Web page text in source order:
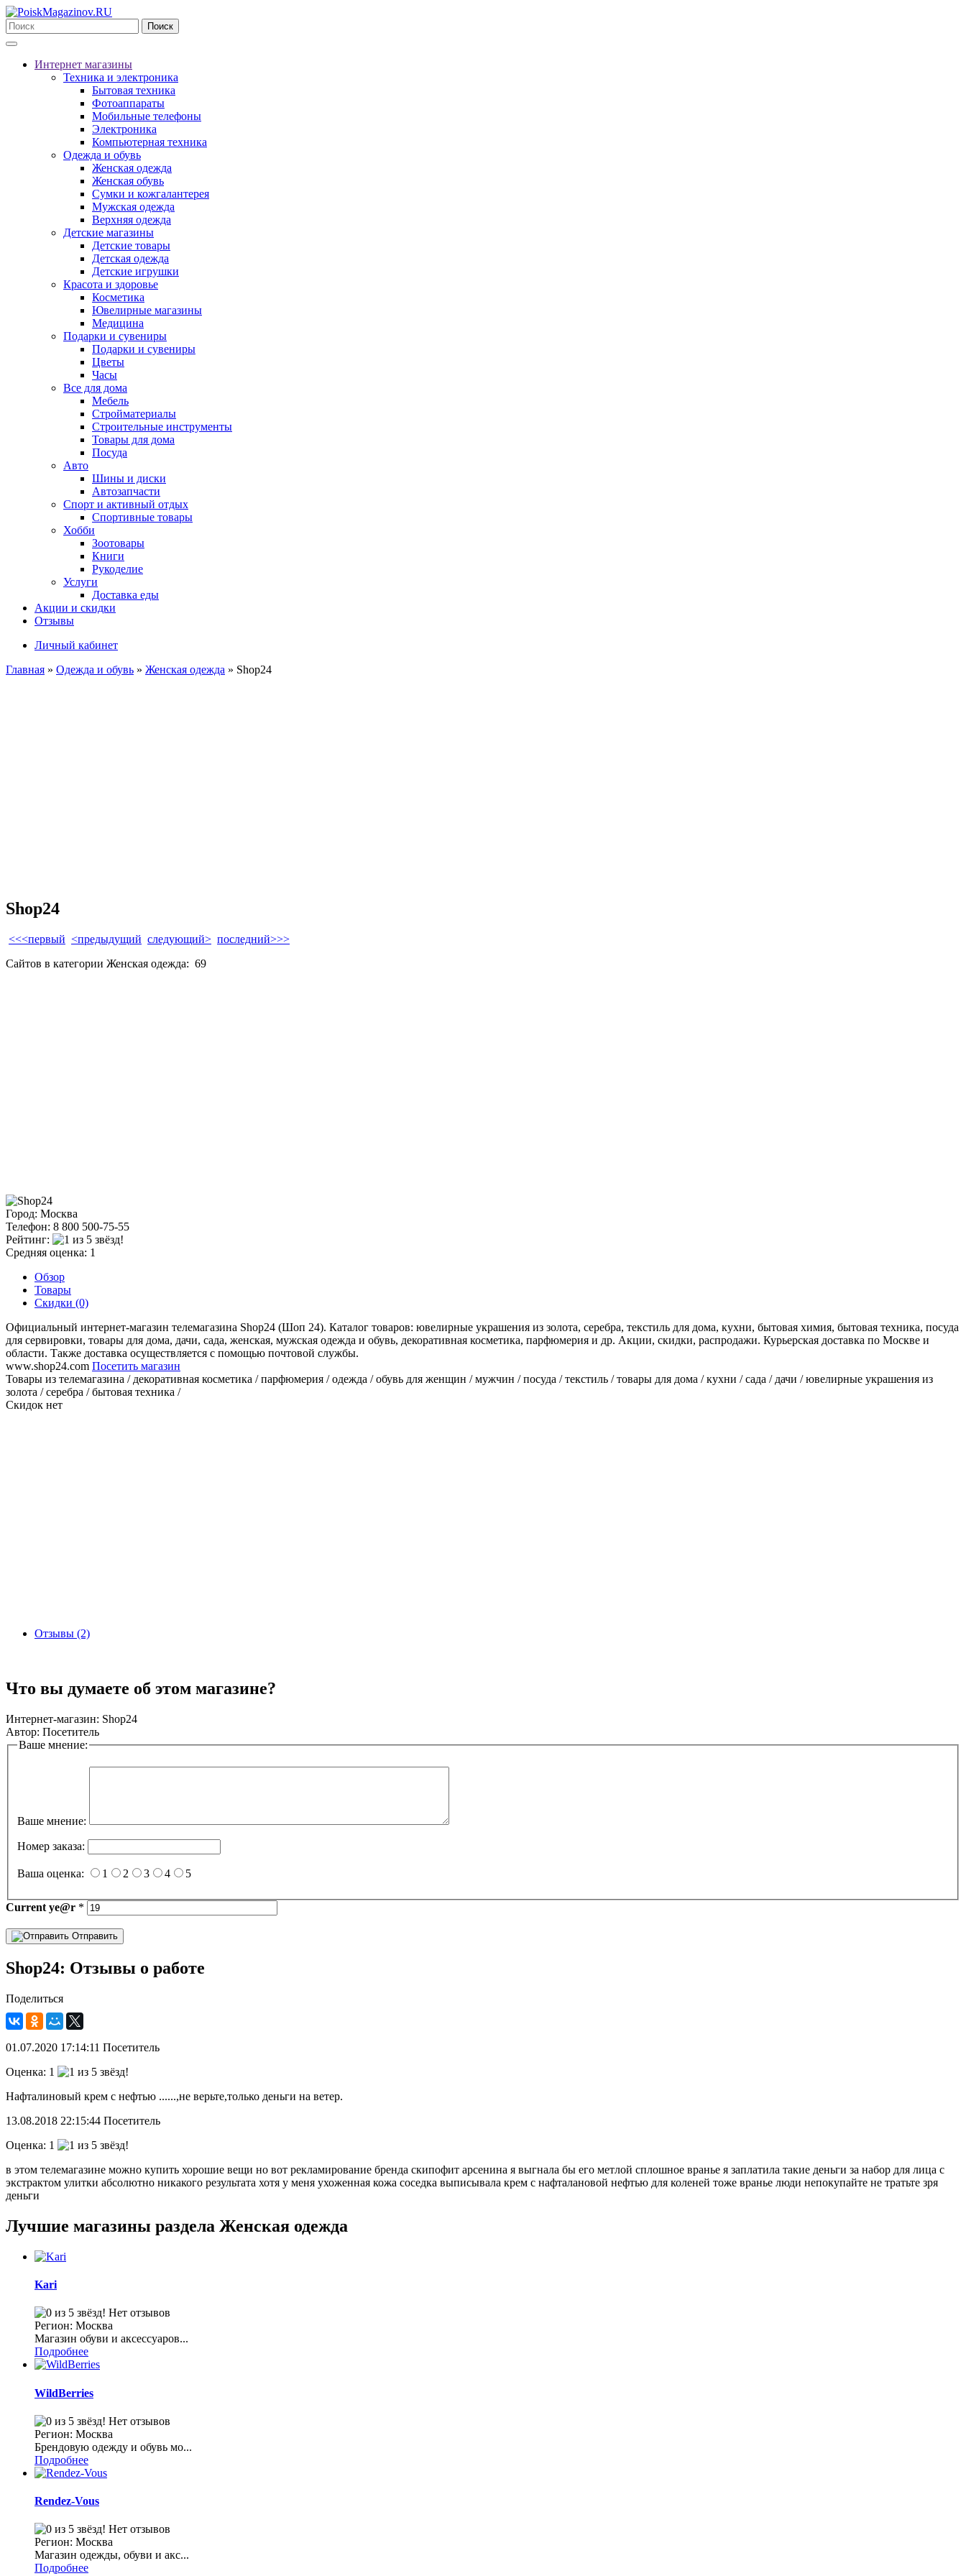
Поиск
Интернет магазины
Техника и электроника
Бытовая техника
Фотоаппараты
Мобильные телефоны
Электроника
Компьютерная техника
Одежда и обувь
Женская одежда
Женская обувь
Сумки и кожгалантерея
Мужская одежда
Верхняя одежда
Детские магазины
Детские товары
Детская одежда
Детские игрушки
Красота и здоровье
Косметика
Ювелирные магазины
Медицина
Подарки и сувениры
Подарки и сувениры
Цветы
Часы
Все для дома
Мебель
Стройматериалы
Строительные инструменты
Товары для дома
Посуда
Авто
Шины и диски
Автозапчасти
Спорт и активный отдых
Спортивные товары
Хобби
Зоотовары
Книги
Рукоделие
Услуги
Доставка еды
Акции и скидки
Отзывы
Личный кабинет
Главная » Одежда и обувь » Женская одежда » Shop24
Shop24
<<<первый <предыдущий следующий> последний>>>
Сайтов в категории Женская одежда: 69
Город: Москва
Телефон: 8 800 500-75-55
Рейтинг:
Средняя оценка: 1
Обзор
Товары
Скидки (0)
Официальный интернет-магазин телемагазина Shop24 (Шоп 24). Каталог товаров: ювелирные украшения из золота, серебра, текстиль для дома, кухни, бытовая химия, бытовая техника, посуда
для сервировки, товары для дома, дачи, сада, женская, мужская одежда и обувь, декоративная косметика, парфюмерия и др. Акции, скидки, распродажи. Курьерская доставка по Москве и
области. Также доставка осуществляется с помощью почтовой службы.
www.shop24.com Посетить магазин
Товары из телемагазина / декоративная косметика / парфюмерия / одежда / обувь для женщин / мужчин / посуда / текстиль / товары для дома / кухни / сада / дачи / ювелирные украшения из
золота / серебра / бытовая техника /
Скидок нет
Отзывы (2)
Что вы думаете об этом магазине?
Интернет-магазин: Shop24
Автор: Посетитель
Ваше мнение:
Ваше мнение:
Номер заказа:
Ваша оценка: 1 2 3 4 5
Current ye@r *
Отправить
Shop24: Отзывы о работе
Поделиться
01.07.2020 17:14:11 Посетитель
Оценка: 1
Нафталиновый крем с нефтью ......,не верьте,только деньги на ветер.
13.08.2018 22:15:44 Посетитель
Оценка: 1
в этом телемагазине можно купить хорошие вещи но вот рекламирование бренда скипофит арсенина я выгнала бы его метлой сплошное вранье я заплатила такие деньги за набор для лица с
экстрактом улитки абсолютно никакого результата хотя у меня ухоженная кожа соседка выписывала крем с нафталановой нефтью для коленей тоже вранье люди непокупайте не тратьте зря
деньги
Лучшие магазины раздела Женская одежда
Kari
Нет отзывов
Регион: Москва
Магазин обуви и аксессуаров...
Подробнее
WildBerries
Нет отзывов
Регион: Москва
Брендовую одежду и обувь мо...
Подробнее
Rendez-Vous
Нет отзывов
Регион: Москва
Магазин одежды, обуви и акс...
Подробнее